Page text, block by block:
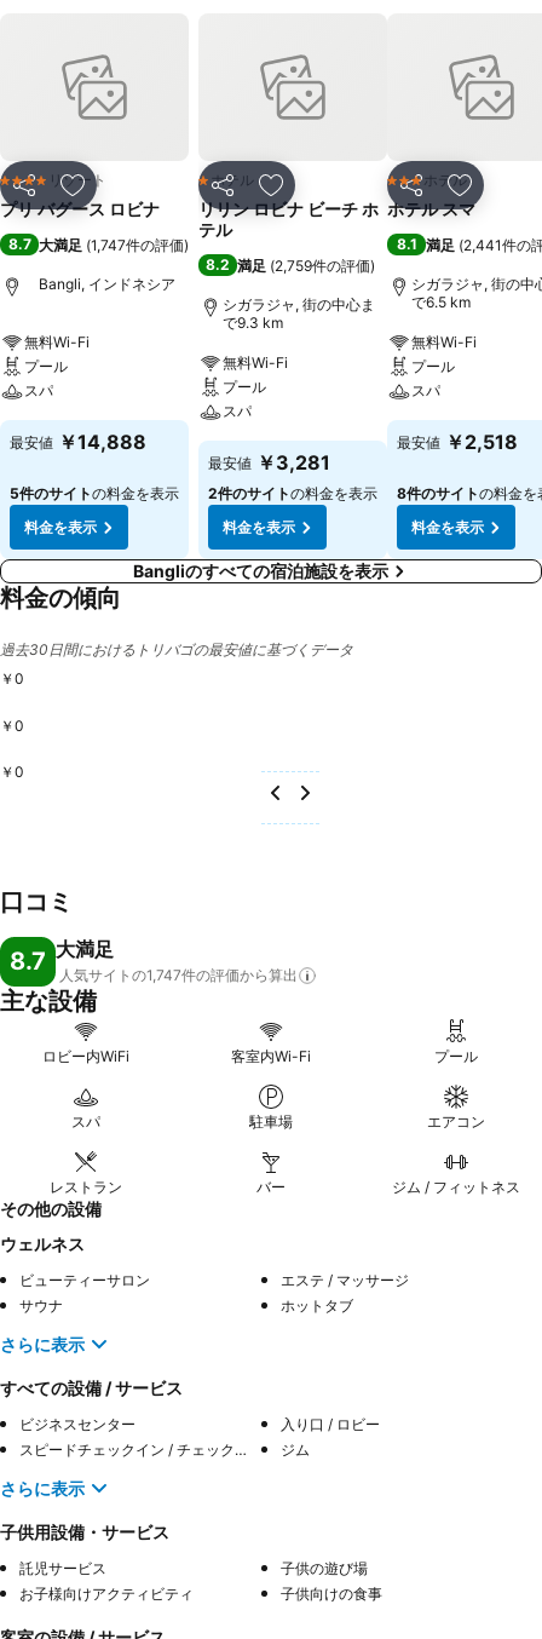
シェア お気に入りに追加
4 ホテルのランク
リゾート
プリ バグース ロビナ
8.7 大満足 (1,747件の評価)
Bangli, インドネシア
無料Wi-Fi
プール
スパ
最安値 ￥14,888
5件のサイトの料金を表示
料金を表示
シェア お気に入りに追加
1 ホテルのランク
ホテル
リリン ロビナ ビーチ ホ
テル
8.2 満足 (2,759件の評価)
シガラジャ, 街の中心ま
で9.3 km
無料Wi-Fi
プール
スパ
最安値 ￥3,281
2件のサイトの料金を表示
料金を表示
シェア お気に入
3 ホテルのランク
ホテル
ホテル スマ
8.1 満足 (2,441件の
シガラジャ, 街の中
で6.5 km
無料Wi-Fi
プール
スパ
最安値 ￥2,518
8件のサイトの料金を
料金を表示
Bangliのすべての宿泊施設を表示
料金の傾向
過去30日間におけるトリバゴの最安値に基づくデータ
￥0
￥0
￥0
口コミ
8.7 大満足
人気サイトの1,747件の評価から算出
主な設備
ロビー内WiFi 客室内Wi-Fi プール
スパ 駐車場 エアコン
レストラン バー ジム / フィットネス
その他の設備
ウェルネス
ビューティーサロン
エステ / マッサージ
サウナ
ホットタブ
さらに表示
すべての設備 / サービス
ビジネスセンター
入り口 / ロビー
スピードチェックイン / チェックアウト
ジム
さらに表示
子供用設備・サービス
託児サービス
子供の遊び場
お子様向けアクティビティ
子供向けの食事